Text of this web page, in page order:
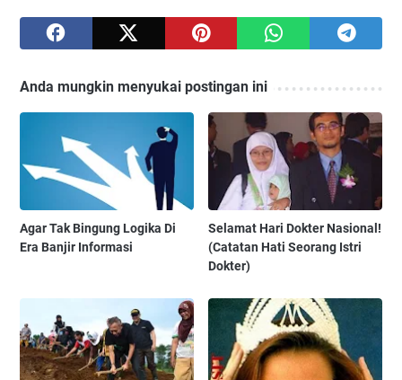
Anda mungkin menyukai postingan ini
Agar Tak Bingung Logika Di
Era Banjir Informasi
Selamat Hari Dokter Nasional!
(Catatan Hati Seorang Istri
Dokter)